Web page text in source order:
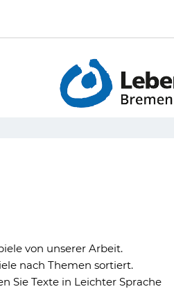
von unserer Arbeit.
nach Themen sortiert.
Sie Texte in Leichter Sprache